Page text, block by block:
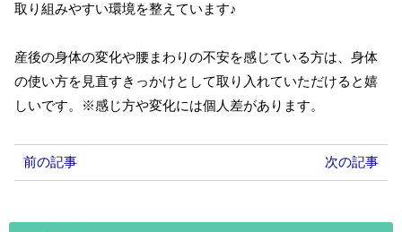
取り組みやすい環境を整えています♪
産後の身体の変化や腰まわりの不安を感じている方は、身体
の使い方を見直すきっかけとして取り入れていただけると嬉
しいです。※感じ方や変化には個人差があります。
前の記事 次の記事